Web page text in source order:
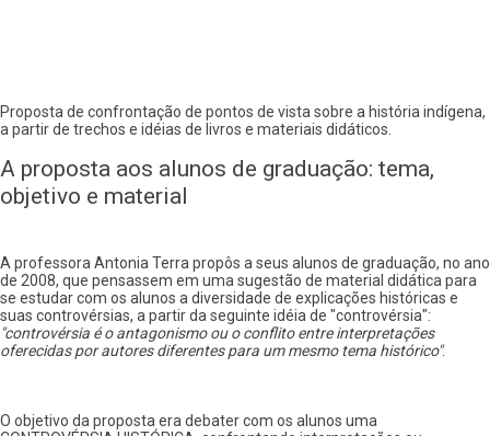
Proposta de confrontação de pontos de vista sobre a história indígena,
a partir de trechos e idéias de livros e materiais didáticos.
A proposta aos alunos de graduação: tema,
objetivo e material
A professora Antonia Terra propôs a seus alunos de graduação, no ano
de 2008, que pensassem em uma sugestão de material didática para
se estudar com os alunos a diversidade de explicações históricas e
suas controvérsias, a partir da seguinte idéia de "controvérsia":
"controvérsia é o antagonismo ou o conflito entre interpretações
oferecidas por autores diferentes para um mesmo tema histórico".
O objetivo da proposta era debater com os alunos uma